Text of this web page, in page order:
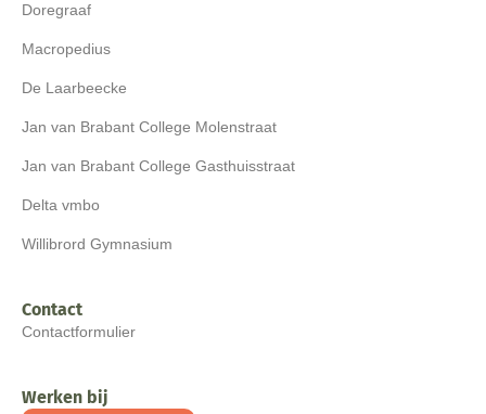
Doregraaf
Macropedius
De Laarbeecke
Jan van Brabant College Molenstraat
Jan van Brabant College Gasthuisstraat
Delta vmbo
Willibrord Gymnasium
Contact
Contactformulier
Werken bij